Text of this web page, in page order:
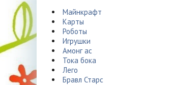
Майнкрафт
Карты
Роботы
Игрушки
Амонг ас
Тока бока
Лего
Бравл Старс